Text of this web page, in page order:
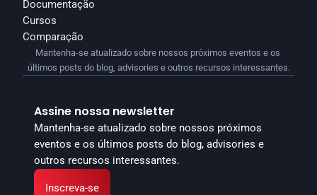
Documentação
Cursos
Comparação
Assine nossa newsletter
Mantenha-se atualizado sobre nossos próximos
eventos e os últimos posts do blog, advisories e
outros recursos interessantes.
Inscreva-se
Mantenha-se atualizado sobre nossos próximos eventos e os
últimos posts do blog, advisories e outros recursos interessantes.